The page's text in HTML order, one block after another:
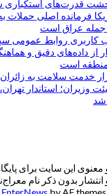
قدرت‌های
فرمانده اصلی حملات
جمله عراق است
کاربری روابط عمومی
از داده‌های دقیق و
منطقه است
وزیران؛ استاندار
شد
این سایت برای
بدون ذکر نام
EnterNews by AF themes.